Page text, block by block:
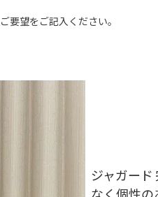
要望をご記入ください。
ジャガード